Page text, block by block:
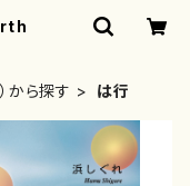
から探す は行